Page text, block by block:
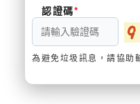
認證碼
為避免垃圾訊息，請協助